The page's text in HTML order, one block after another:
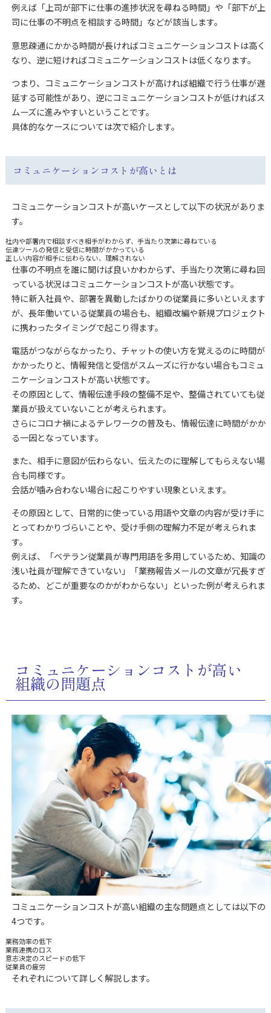
例えば「上司が部下に仕事の進捗状況を尋ねる時間」や「部下が上
司に仕事の不明点を相談する時間」などが該当します。
意思疎通にかかる時間が長ければコミュニケーションコストは高く
なり、逆に短ければコミュニケーションコストは低くなります。
つまり、コミュニケーションコストが高ければ組織で行う仕事が遅
延する可能性があり、逆にコミュニケーションコストが低ければス
ムーズに進みやすいということです。
具体的なケースについては次で紹介します。
コミュニケーションコストが高いとは
コミュニケーションコストが高いケースとして以下の状況がありま
す。
社内や部署内で相談すべき相手がわからず、手当たり次第に尋ねている
伝達ツールの発信と受信に時間がかかっている
正しい内容が相手に伝わらない、理解されない
仕事の不明点を誰に聞けば良いかわからず、手当たり次第に尋ね回
っている状況はコミュニケーションコストが高い状態です。
特に新入社員や、部署を異動したばかりの従業員に多いといえます
が、長年働いている従業員の場合も、組織改編や新規プロジェクト
に携わったタイミングで起こり得ます。
電話がつながらなかったり、チャットの使い方を覚えるのに時間が
かかったりと、情報発信と受信がスムーズに行かない場合もコミュ
ニケーションコストが高い状態です。
その原因として、情報伝達手段の整備不足や、整備されていても従
業員が扱えていないことが考えられます。
さらにコロナ禍によるテレワークの普及も、情報伝達に時間がかか
る一因となっています。
また、相手に意図が伝わらない、伝えたのに理解してもらえない場
合も同様です。
会話が噛み合わない場合に起こりやすい現象といえます。
その原因として、日常的に使っている用語や文章の内容が受け手に
とってわかりづらいことや、受け手側の理解力不足が考えられま
す。
例えば、「ベテラン従業員が専門用語を多用しているため、知識の
浅い社員が理解できていない」「業務報告メールの文章が冗長すぎ
るため、どこが重要なのかがわからない」といった例が考えられま
す。
コミュニケーションコストが高い
組織の問題点
コミュニケーションコストが高い組織の主な問題点としては以下の
4つです。
業務効率の低下
業務連携のロス
意志決定のスピードの低下
従業員の疲労
それぞれについて詳しく解説します。